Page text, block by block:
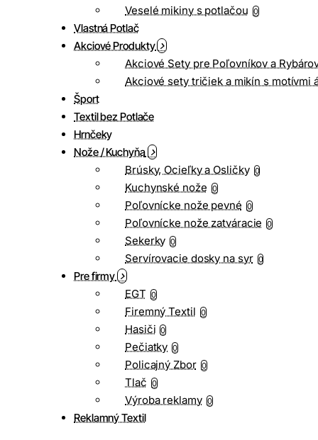
Veselé mikiny s potlačou 0
Vlastná Potlač
Akciové Produkty
Akciové Sety pre Poľovníkov a
Akciové sety tričiek a mikín s motívmi
Šport
Textil bez Potlače
Hrnčeky
Nože / Kuchyňa
Brúsky, Ocieľky a Osličky 0
Kuchynské nože 0
Poľovnícke nože pevné 0
Poľovnícke nože zatváracie 0
Sekerky 0
Servírovacie dosky na syr 0
Pre firmy
EGT 0
Firemný Textil 0
Hasiči 0
Pečiatky 0
Policajný Zbor 0
Tlač 0
Výroba reklamy 0
Reklamný Textil